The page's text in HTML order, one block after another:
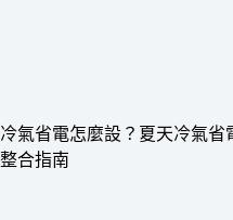
冷氣省電怎麼設？夏天冷氣省
整合指南